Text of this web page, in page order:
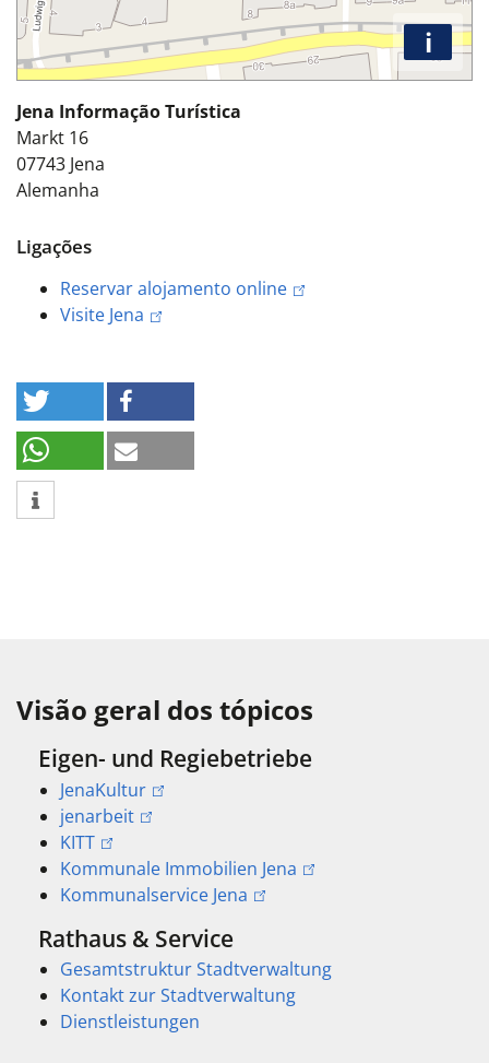
i
Jena Informação Turística
Markt 16
07743 Jena
Alemanha
Ligações
Reservar alojamento online
Visite Jena
Visão geral dos tópicos
Eigen- und Regiebetriebe
JenaKultur
jenarbeit
KITT
Kommunale Immobilien Jena
Kommunalservice Jena
Rathaus & Service
Gesamtstruktur Stadtverwaltung
Kontakt zur Stadtverwaltung
Dienstleistungen